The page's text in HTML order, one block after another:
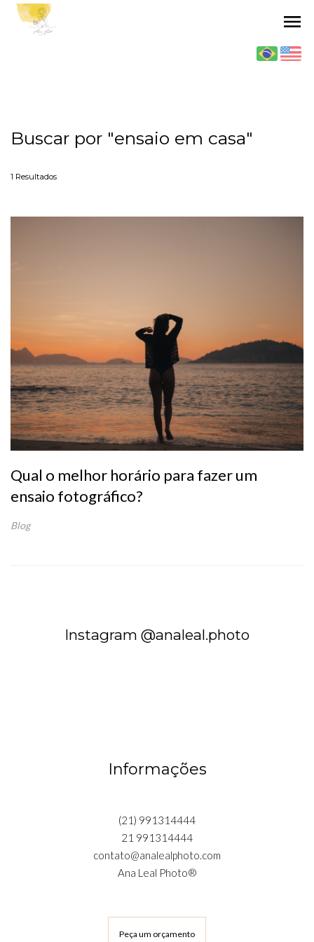
menu
Buscar por "ensaio em casa"
1 Resultados
Qual o melhor horário para fazer um
ensaio fotográfico?
Blog
Instagram @analeal.photo
Informações
(21) 991314444
21 991314444
contato@analealphoto.com
Ana Leal Photo®
Peça um orçamento